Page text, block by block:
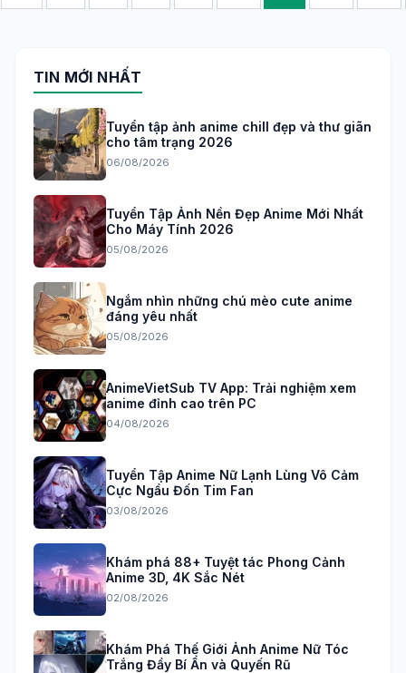
TIN MỚI NHẤT
Tuyển tập ảnh anime chill đẹp và thư giãn
cho tâm trạng 2026
06/08/2026
Tuyển Tập Ảnh Nền Đẹp Anime Mới Nhất
Cho Máy Tính 2026
05/08/2026
Ngắm nhìn những chú mèo cute anime
đáng yêu nhất
05/08/2026
AnimeVietSub TV App: Trải nghiệm xem
anime đỉnh cao trên PC
04/08/2026
Tuyển Tập Anime Nữ Lạnh Lùng Vô Cảm
Cực Ngầu Đốn Tim Fan
03/08/2026
Khám phá 88+ Tuyệt tác Phong Cảnh
Anime 3D, 4K Sắc Nét
02/08/2026
Khám Phá Thế Giới Ảnh Anime Nữ Tóc
Trắng Đầy Bí Ẩn và Quyến Rũ